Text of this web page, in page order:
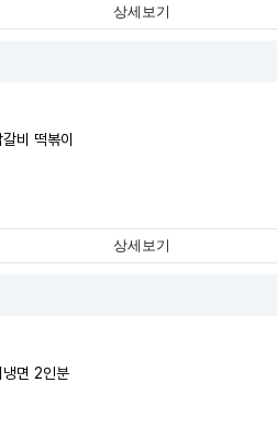
상세보기
비 떡볶이
상세보기
면 2인분